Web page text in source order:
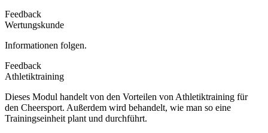
Feedback
Wertungskunde
Informationen folgen.
Feedback
Athletiktraining
Dieses Modul handelt von den Vorteilen von Athletiktraining für
den Cheersport. Außerdem wird behandelt, wie man so eine
Trainingseinheit plant und durchführt.